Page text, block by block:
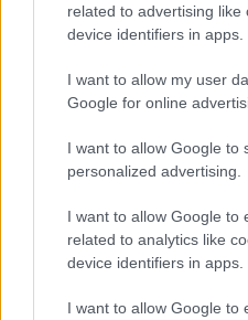
related to advertising like
device identifiers in apps.
I want to allow my user
Google for online
I want to allow Google to
personalized advertising.
I want to allow Google to
related to analytics like
device identifiers in apps.
I want to allow Google to
Luigi Bisignani